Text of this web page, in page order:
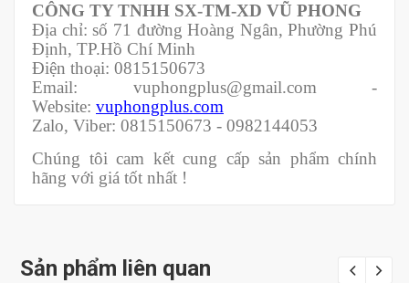
CÔNG TY TNHH SX-TM-XD VŨ PHONG
Địa chỉ: số 71 đường Hoàng Ngân, Phường Phú
Định, TP.Hồ Chí Minh
Điện thoại: 0815150673
Email: vuphongplus@gmail.com -
Website: vuphongplus.com
Zalo, Viber: 0815150673 - 0982144053
Chúng tôi cam kết cung cấp sản phẩm chính
hãng với giá tốt nhất !
Sản phẩm liên quan